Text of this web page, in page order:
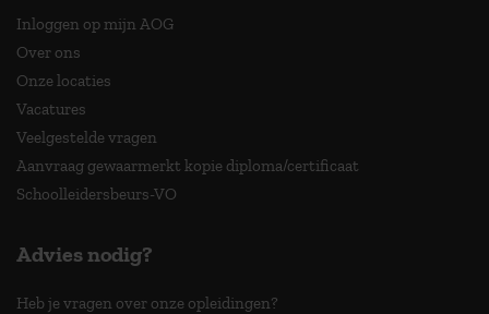
Inloggen op mijn AOG
Over ons
Onze locaties
Vacatures
Veelgestelde vragen
Aanvraag gewaarmerkt kopie diploma/certificaat
Schoolleidersbeurs-VO
Advies nodig?
Heb je vragen over onze opleidingen?